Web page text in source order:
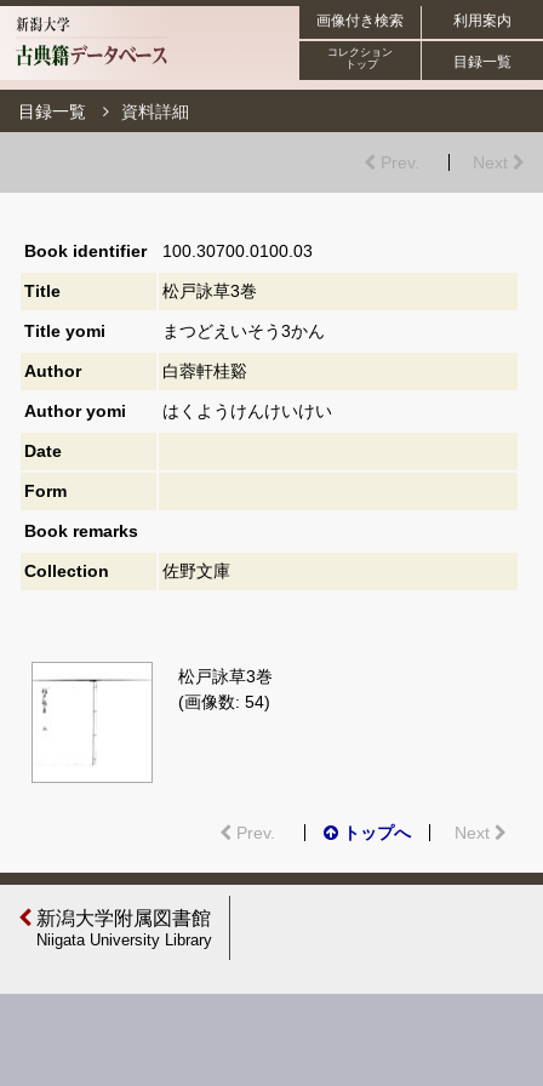
利用案内
画像付き検索
目録一覧
コレクション
トップ
目録一覧 資料詳細
Prev. Next
Book identifier 100.30700.0100.03
Title 松戸詠草3巻
Title yomi まつどえいそう3かん
Author 白蓉軒桂谿
Author yomi はくようけんけいけい
Date
Form
Book remarks
Collection 佐野文庫
松戸詠草3巻
(画像数: 54)
Prev. トップへ Next
新潟大学附属図書館
Niigata University Library